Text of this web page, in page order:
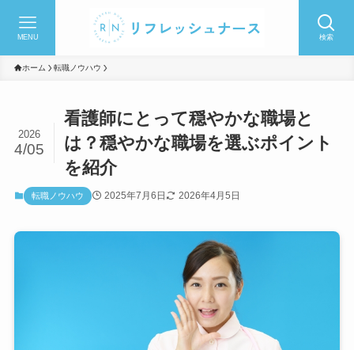
検索
MENU
ホーム 転職ノウハウ
看護師にとって穏やかな職場と
は？穏やかな職場を選ぶポイント
を紹介
2026
4/05
転職ノウハウ 2025年7月6日 2026年4月5日